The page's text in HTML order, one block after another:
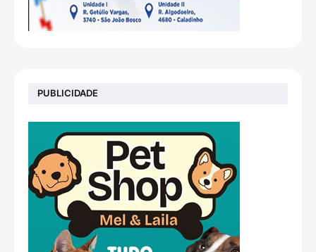
PUBLICIDADE